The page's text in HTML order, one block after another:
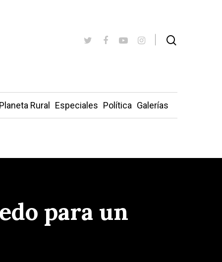
Planeta Rural Especiales Política Galerías
para un